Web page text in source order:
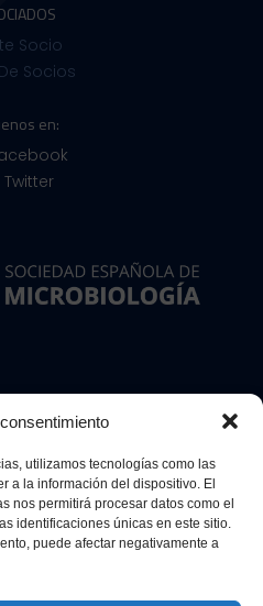
utilizamos tecnologías como las
a la información del dispositivo. El
nos permitirá procesar datos como el
identificaciones únicas en este sitio.
puede afectar negativamente a
Socio
Socios
en:
Twitter